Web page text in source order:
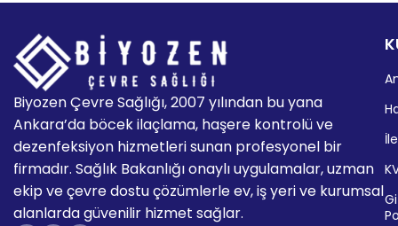
Biyozen Çevre Sağlığı, 2007 yılından bu yana
Ankara’da böcek ilaçlama, haşere kontrolü ve
dezenfeksiyon hizmetleri sunan profesyonel bir
firmadır. Sağlık Bakanlığı onaylı uygulamalar, uzman
ekip ve çevre dostu çözümlerle ev, iş yeri ve kurumsal
alanlarda güvenilir hizmet sağlar.